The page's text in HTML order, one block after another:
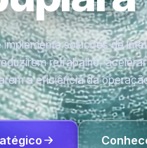
soluções de
retrabalho,
a eficiência da